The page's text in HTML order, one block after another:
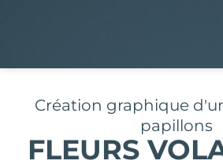
Création graphique
papillons
FLEURS